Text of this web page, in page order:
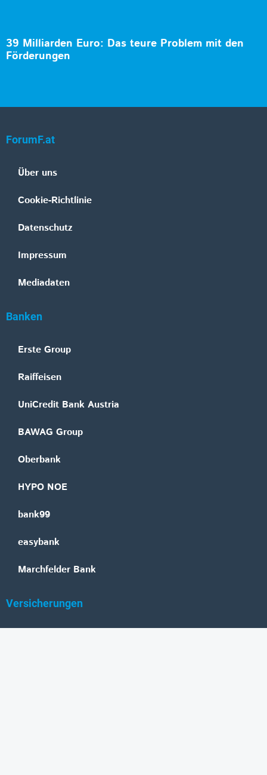
39 Milliarden Euro: Das teure Problem mit den
Förderungen
ForumF.at
Über uns
Cookie-Richtlinie
Datenschutz
Impressum
Mediadaten
Banken
Erste Group
Raiffeisen
UniCredit Bank Austria
BAWAG Group
Oberbank
HYPO NOE
bank99
easybank
Marchfelder Bank
Versicherungen